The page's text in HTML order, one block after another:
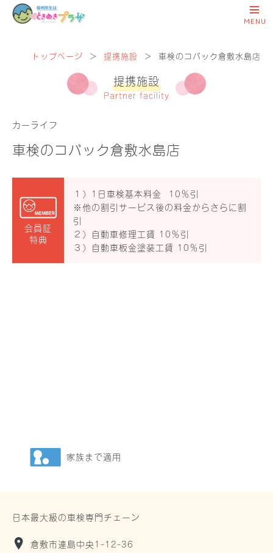
トップページ ＞ 提携施設 ＞ 車検のコバック倉敷水島店
提携施設
Partner facility
家族まで適用
カーライフ
車検のコバック倉敷水島店
会員証
特典
１）1日車検基本料金 10％引
※他の割引サービス後の料金からさらに割
引
２）自動車修理工賃 10％引
３）自動車板金塗装工賃 10％引
日本最大級の車検専門チェーン
倉敷市連島中央1-12-36